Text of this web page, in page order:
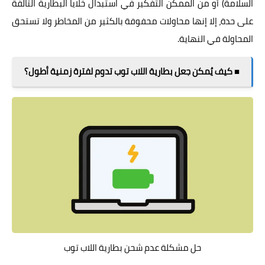
على حدة، إلا إنها محاولات محفوفة بالكثير من المخاطر ولا تستحق
المحاولة في النهاية.
■ كيف يُمكن جعل بطارية اللاب توب تدوم لفترة زمنية أطول؟
حل مشكلة عدم شحن بطارية اللاب توب